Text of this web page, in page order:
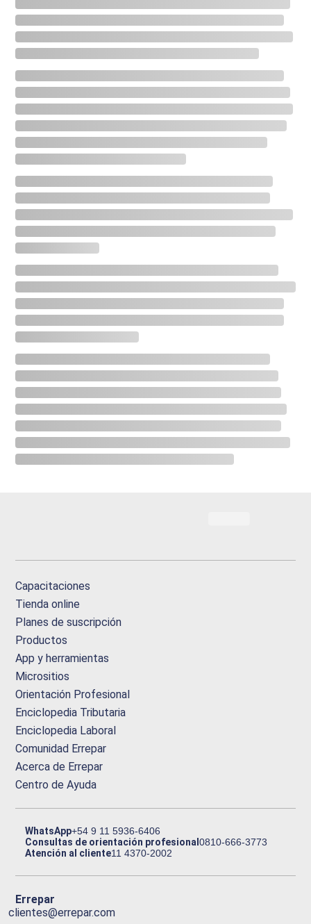
Capacitaciones
Tienda online
Planes de suscripción
Productos
App y herramientas
Micrositios
Orientación Profesional
Enciclopedia Tributaria
Enciclopedia Laboral
Comunidad Errepar
Acerca de Errepar
Centro de Ayuda
WhatsApp+54 9 11 5936-6406
Consultas de orientación profesional0810-666-3773
Atención al cliente11 4370-2002
Errepar
clientes@errepar.com